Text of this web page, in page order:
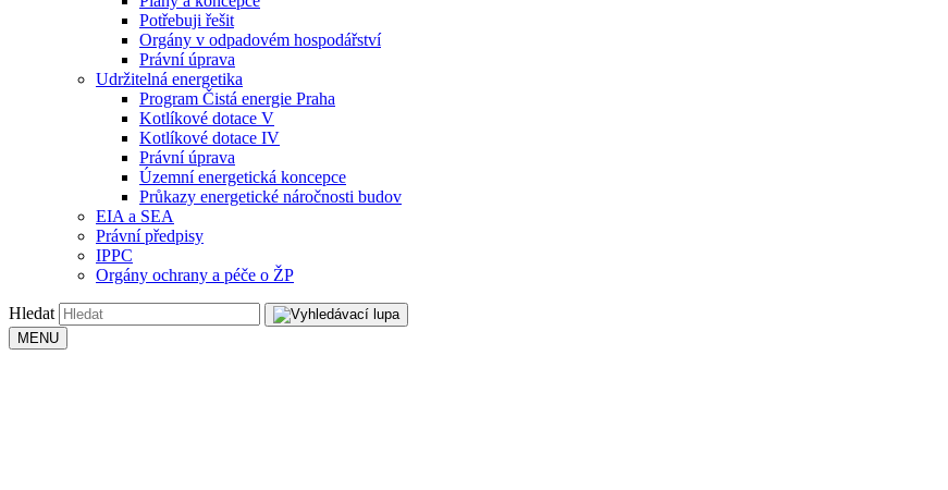
Potřebuji řešit
Orgány v odpadovém hospodářství
Právní úprava
Udržitelná energetika
Program Čistá energie Praha
Kotlíkové dotace V
Kotlíkové dotace IV
Právní úprava
Územní energetická koncepce
Průkazy energetické náročnosti budov
EIA a SEA
Právní předpisy
IPPC
Orgány ochrany a péče o ŽP
Hledat
MENU